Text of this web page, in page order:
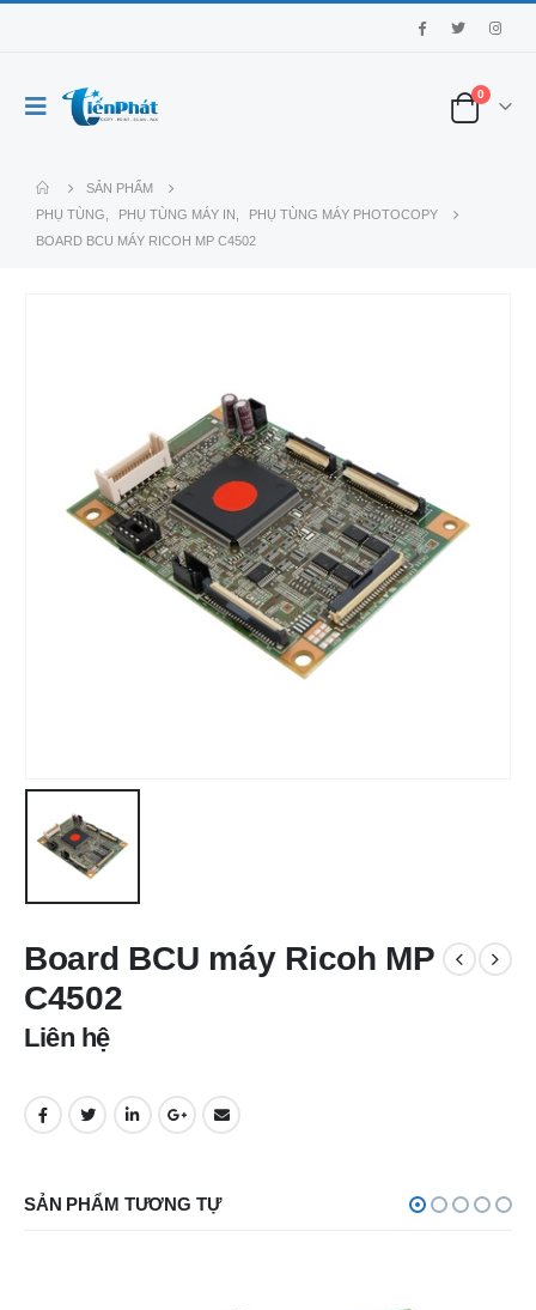
0
SẢN PHẨM
PHỤ TÙNG
PHỤ TÙNG MÁY IN
PHỤ TÙNG MÁY PHOTOCOPY
BOARD BCU MÁY RICOH MP C4502
Board BCU máy Ricoh MP
C4502
Liên hệ
SẢN PHẨM TƯƠNG TỰ